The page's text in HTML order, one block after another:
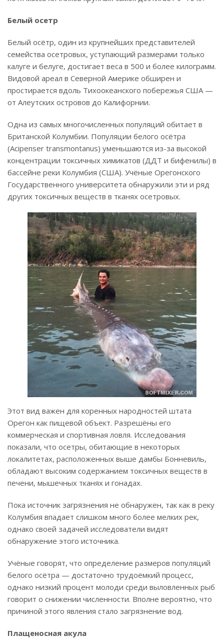
Белый осетр
Белый осётр, один из крупнейших представителей
семейства осетровых, уступающий размерами только
калуге и белуге, достигает веса в 500 и более килограмм.
Видовой ареал в Северной Америке обширен и
простирается вдоль Тихоокеанского побережья США —
от Алеутских островов до Калифорнии.
Одна из самых многочисленных популяций обитает в
Британской Колумбии. Популяции белого осётра
(Acipenser transmontanus) уменьшаются из-за высокой
концентрации токсичных химикатов (ДДТ и бифенилы) в
бассейне реки Колумбия (США). Учёные Орегонского
Государственного университета обнаружили эти и ряд
других токсичных веществ в тканях осетровых.
Этот вид важен для коренных народностей штата
Орегон как пищевой объект. Разрешёны его
коммерческая и спортивная ловля. Исследования
показали, что осетры, обитающие в некоторых
локалитетах, расположенных выше дамбы Бонневиль,
обладают высоким содержанием токсичных веществ в
печени, мышечных тканях и гонадах.
Пока источник загрязнения не обнаружен, так как в реку
Колумбия впадает слишком много более мелких рек,
однако своей задачей исследователи видят
обнаружение этого источника.
Учёные говорят, что определение размеров популяций
белого осётра — достаточно трудоёмкий процесс,
однако низкий процент молоди среди выловленных рыб
говорит о снижении численности. Вполне вероятно, что
причиной этого явления стало загрязнение вод.
Плащеносная акула